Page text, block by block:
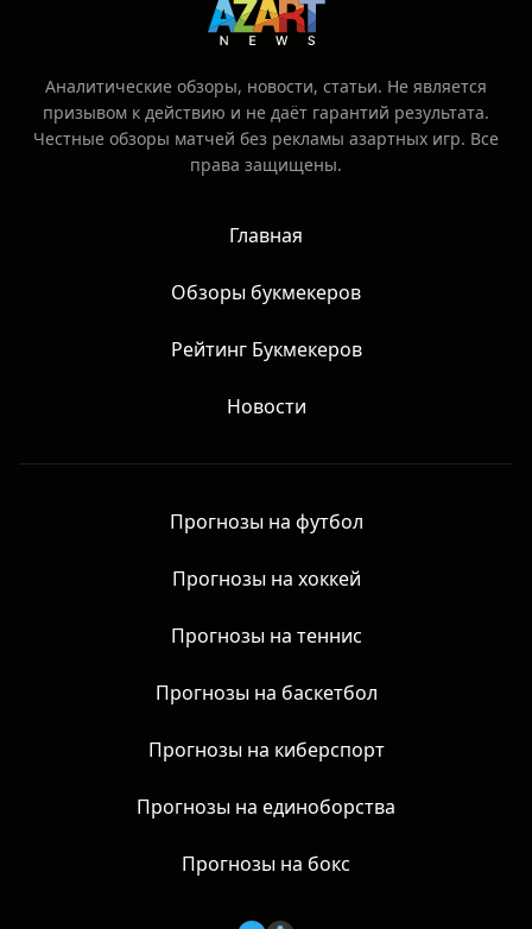
Аналитические обзоры, новости, статьи. Не является
призывом к действию и не даёт гарантий результата.
Честные обзоры матчей без рекламы азартных игр. Все
права защищены.
Главная
Обзоры букмекеров
Рейтинг Букмекеров
Новости
Прогнозы на футбол
Прогнозы на хоккей
Прогнозы на теннис
Прогнозы на баскетбол
Прогнозы на киберспорт
Прогнозы на единоборства
Прогнозы на бокс